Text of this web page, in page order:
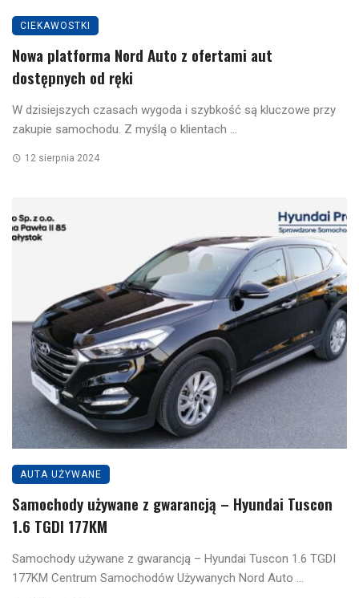
CIEKAWOSTKI
Nowa platforma Nord Auto z ofertami aut
dostępnych od ręki
W dzisiejszych czasach wygoda i szybkość są kluczowe przy
zakupie samochodu. Z myślą o klientach ...
12 sierpnia 2024
AUTA UŻYWANE
Samochody używane z gwarancją – Hyundai Tuscon
1.6 TGDI 177KM
Samochody używane z gwarancją – Hyundai Tuscon 1.6 TGDI
177KM Centrum Samochodów Używanych Nord Auto ...